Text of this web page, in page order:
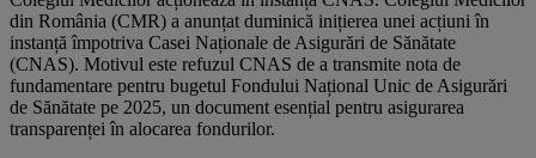
din România (CMR) a anunțat duminică inițierea unei acțiuni în
instanță împotriva Casei Naționale de Asigurări de Sănătate
(CNAS). Motivul este refuzul CNAS de a transmite nota de
fundamentare pentru bugetul Fondului Național Unic de Asigurări
de Sănătate pe 2025, un document esențial pentru asigurarea
transparenței în alocarea fondurilor.